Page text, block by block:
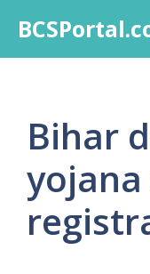
content
Bihar